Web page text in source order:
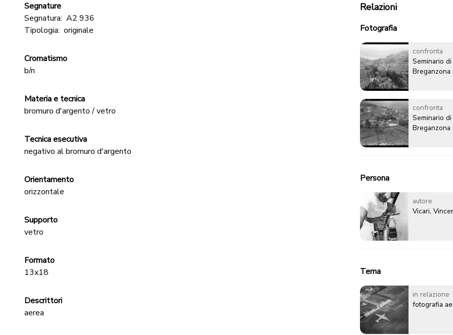
Segnature
Segnatura: A2 936
Tipologia: originale
Cromatismo
b/n
Materia e tecnica
bromuro d'argento / vetro
Tecnica esecutiva
negativo al bromuro d'argento
Orientamento
orizzontale
Supporto
vetro
Formato
13x18
Descrittori
aerea
Relazioni
Fotografia
confronta
Seminario
Breganzona
confronta
Seminario
Breganzona
Persona
autore
Vicari,
Tema
in relazione
fotografia